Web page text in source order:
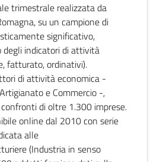
trimestrale realizzata da
su un campione di
significativo,
indicatori di attività
fatturato, ordinativi).
di attività economica -
e Commercio -,
di oltre 1.300 imprese.
online dal 2010 con serie
alle
(Industria in senso